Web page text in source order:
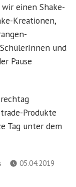
einen Shake-
Kreationen,
und
Pause
Produkte
Tag unter dem
05.04.2019